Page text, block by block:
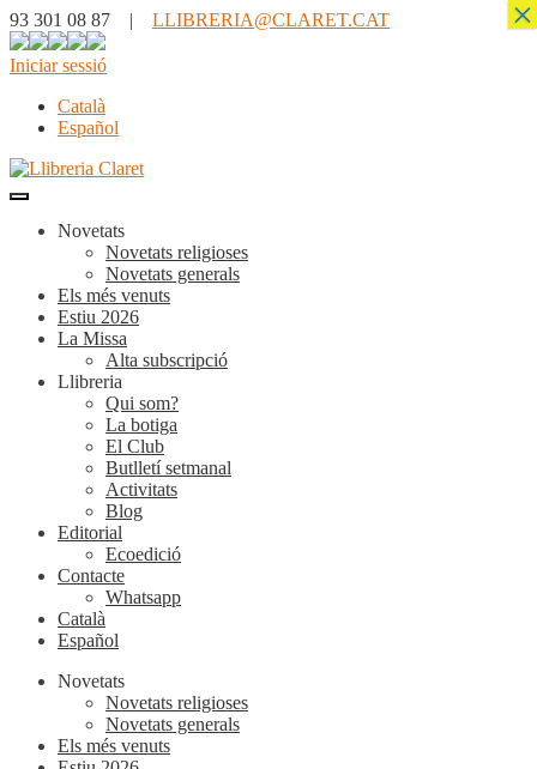
93 301 08 87 | LLIBRERIA@CLARET.CAT
Iniciar sessió
Català
Español
Novetats
Novetats religioses
Novetats generals
Els més venuts
Estiu 2026
La Missa
Alta subscripció
Llibreria
Qui som?
La botiga
El Club
Butlletí setmanal
Activitats
Blog
Editorial
Ecoedició
Contacte
Whatsapp
Català
Español
Novetats
Novetats religioses
Novetats generals
Els més venuts
×